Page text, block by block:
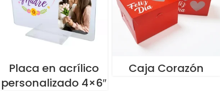
Placa en acrílico
personalizado 4×6″
Caja Corazón